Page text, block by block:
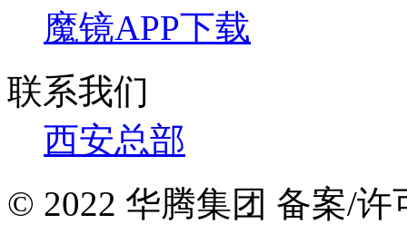
魔镜APP下载
联系我们
西安总部
© 2022 华腾集团 备案/许